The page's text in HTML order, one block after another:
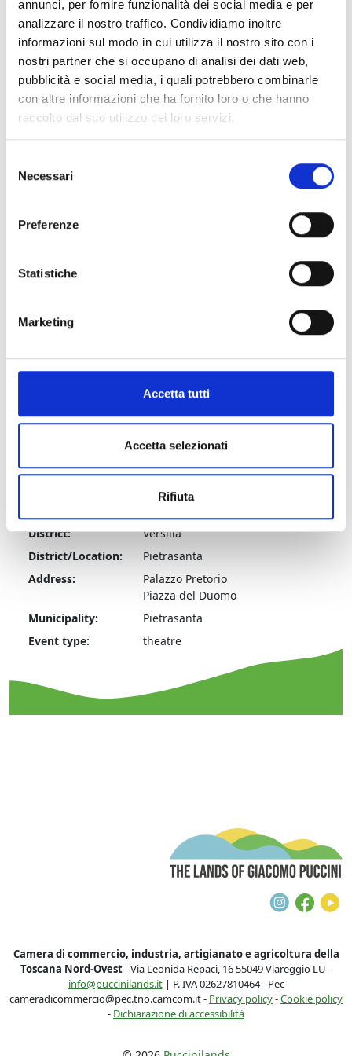
annunci, per fornire funzionalità dei social media e per
analizzare il nostro traffico. Condividiamo inoltre
informazioni sul modo in cui utilizza il nostro sito con i
nostri partner che si occupano di analisi dei dati web,
pubblicità e social media, i quali potrebbero combinarle
con altre informazioni che ha fornito loro o che hanno
raccolto dal suo utilizzo dei loro servizi.
delNecessari
Preferenze
Statistiche
Marketing
Accetta tutti
Accetta selezionati
Rifiuta
important winter season of prose which is performed
by some of the most important theatre companies in
Italy. The Teatro Politeama collaborates with the nearby
theatres of Pietrasanta and Scuderie Granducali of
Seravezza to offer a wide choice of quality
performances throughout the Versilia.
Programma completo della manifestazione o
Enti ideatori / organizzatori
Historical Information
District:
Versilia
District/Location:
Pietrasanta
Address:
Palazzo Pretorio
Piazza del Duomo
Municipality:
Pietrasanta
Event type:
theatre
Camera di commercio, industria, artigianato e agricoltura della
Toscana Nord-Ovest- Via Leonida Repaci, 16 55049 Viareggio LU -
info@puccinilands.it| P. IVA 02627810464 - Pec
cameradicommercio@pec.tno.camcom.it - Privacy policy-Cookie policy
- Dichiarazione di accessibilità